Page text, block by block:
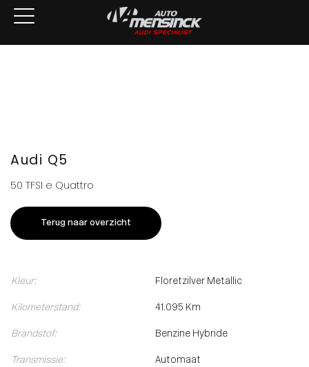
Audi Q5
50 TFSI e Quattro
Terug naar overzicht
Kleur: Floretzilver Metallic
Kilometerstand: 41.095 Km
Brandstof: Benzine Hybride
Transmissie: Automaat